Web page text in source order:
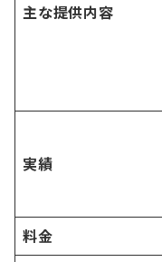
主な提供内容
実績
料金